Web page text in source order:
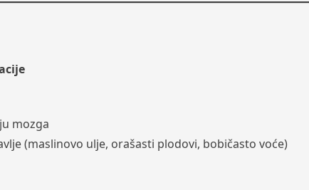
mozga
(maslinovo ulje, orašasti plodovi, bobičasto voće)